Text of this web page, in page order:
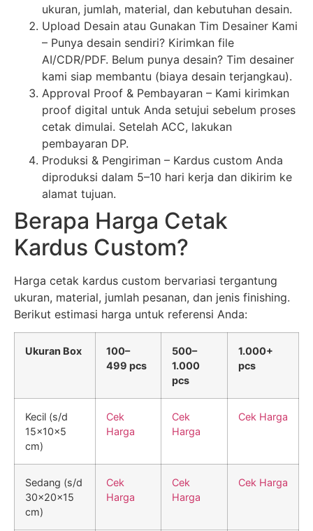
ukuran, jumlah, material, dan kebutuhan desain.
Upload Desain atau Gunakan Tim Desainer Kami
– Punya desain sendiri? Kirimkan file
AI/CDR/PDF. Belum punya desain? Tim desainer
kami siap membantu (biaya desain terjangkau).
Approval Proof & Pembayaran – Kami kirimkan
proof digital untuk Anda setujui sebelum proses
cetak dimulai. Setelah ACC, lakukan
pembayaran DP.
Produksi & Pengiriman – Kardus custom Anda
diproduksi dalam 5–10 hari kerja dan dikirim ke
alamat tujuan.
Berapa Harga Cetak
Kardus Custom?
Harga cetak kardus custom bervariasi tergantung
ukuran, material, jumlah pesanan, dan jenis finishing.
Berikut estimasi harga untuk referensi Anda:
Ukuran Box
100–
499 pcs
500–
1.000
pcs
1.000+
pcs
Kecil (s/d
15x10x5
cm)
Cek
Harga
Cek
Harga
Cek Harga
Sedang (s/d
30x20x15
cm)
Cek
Harga
Cek
Harga
Cek Harga